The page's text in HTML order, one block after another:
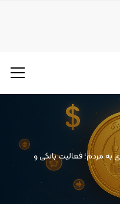
به مردم؛ فعالیت بانکی و